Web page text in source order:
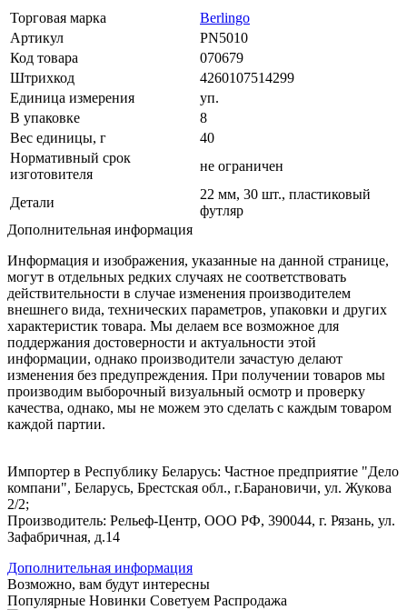
Торговая марка
Berlingo
Артикул
PN5010
Код товара
070679
Штрихкод
4260107514299
Единица измерения
уп.
В упаковке
8
Вес единицы, г
40
Нормативный срок
изготовителя
не ограничен
Детали
22 мм, 30 шт., пластиковый
футляр
Дополнительная информация
Информация и изображения, указанные на данной странице,
могут в отдельных редких случаях не соответствовать
действительности в случае изменения производителем
внешнего вида, технических параметров, упаковки и других
характеристик товара. Мы делаем все возможное для
поддержания достоверности и актуальности этой
информации, однако производители зачастую делают
изменения без предупреждения. При получении товаров мы
производим выборочный визуальный осмотр и проверку
качества, однако, мы не можем это сделать с каждым товаром
каждой партии.
Импортер в Республику Беларусь: Частное предприятие "Дело
компани", Беларусь, Брестская обл., г.Барановичи, ул. Жукова
2/2;
Производитель: Рельеф-Центр, ООО РФ, 390044, г. Рязань, ул.
Зафабричная, д.14
Дополнительная информация
Возможно, вам будут интересны
Популярные Новинки Советуем Распродажа